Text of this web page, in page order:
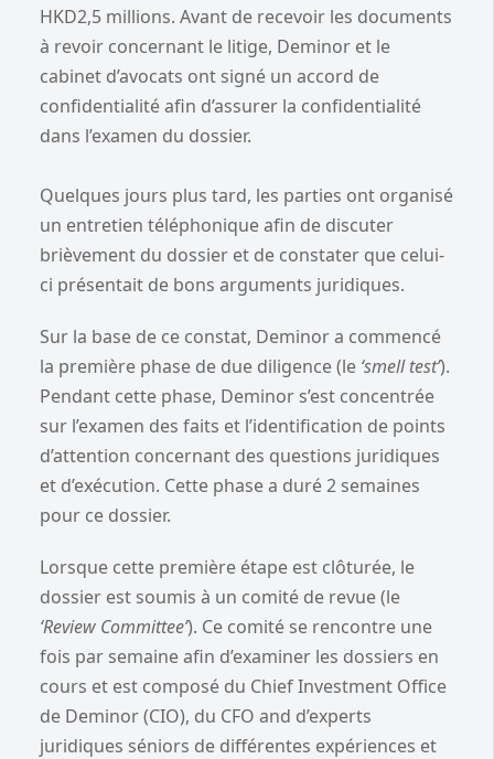
HKD2,5 millions. Avant de recevoir les documents
à revoir concernant le litige, Deminor et le
cabinet d’avocats ont signé un accord de
confidentialité afin d’assurer la confidentialité
dans l’examen du dossier.
Quelques jours plus tard, les parties ont organisé
un entretien téléphonique afin de discuter
brièvement du dossier et de constater que celui-
ci présentait de bons arguments juridiques.
Sur la base de ce constat, Deminor a commencé
la première phase de due diligence (le ‘smell test’).
Pendant cette phase, Deminor s’est concentrée
sur l’examen des faits et l’identification de points
d’attention concernant des questions juridiques
et d’exécution. Cette phase a duré 2 semaines
pour ce dossier.
Lorsque cette première étape est clôturée, le
dossier est soumis à un comité de revue (le
‘Review Committee’). Ce comité se rencontre une
fois par semaine afin d’examiner les dossiers en
cours et est composé du Chief Investment Office
de Deminor (CIO), du CFO and d’experts
juridiques séniors de différentes expériences et